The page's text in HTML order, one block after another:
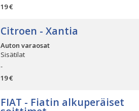
19 €
Citroen - Xantia
Auton varaosat
Sisätilat
-
19 €
FIAT - Fiatin alkuperäiset